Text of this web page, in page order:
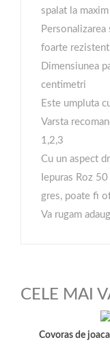
spalat la
foarte rezistent
Dimensiunea
centimetri
Este umpluta
Varsta
1,2,3
Cu un aspect
Iepuras Roz
gres, poate fi
Va rugam
CELE MAI
Covoras de